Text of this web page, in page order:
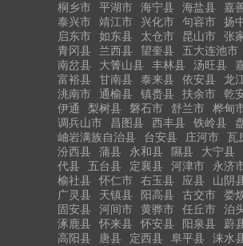
桐乡市
平湖市 海宁县 海盐县 嘉
泰兴市
靖江市 兴化市 句容市 扬
启东市
如东县 太仓市 昆山市 张
青冈县
兰西县 望奎县 五大连池市
南岔县
大箐山县 丰林县 汤旺县
富裕县
甘南县 泰来县 依安县 龙
洮南市
通榆县 镇赉县 扶余市 乾
伊通
梨树县 磐石市 舒兰市 桦甸
调兵山市
昌图县 西丰县 铁岭县
岫岩满族自治县
台安县 庄河市 瓦
汾西县
蒲县 永和县 隰县 大宁县
代县
五台县 定襄县 河津市 永济
榆社县
怀仁市 右玉县 应县 山阴
广灵县
天镇县 阳高县 古交市 娄
固安县
河间市 黄骅市 任丘市 泊
涿鹿县
怀来县 怀安县 阳泉县 蔚
高阳县
唐县 定西县 阜平县 涞水